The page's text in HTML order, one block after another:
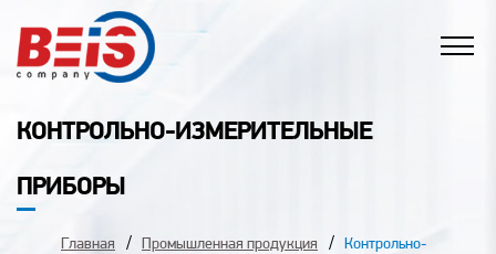
КОНТРОЛЬНО-ИЗМЕРИТЕЛЬНЫЕ
ПРИБОРЫ
Главная Промышленная продукция
Контрольно-